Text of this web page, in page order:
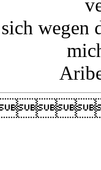
wegen